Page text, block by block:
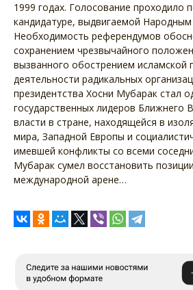
1999 годах. Голосование проходило
кандидатуре, выдвигаемой
Необходимость референдумов
сохранением чрезвычайного
вызванного обострением исламской
деятельности радикальных
президентства Хосни Мубарак стал
государственных лидеров Ближнего
власти в стране, находящейся в
мира, Западной Европы и
имевшей конфликты со всеми
Мубарак сумел восстановить
международной арене…